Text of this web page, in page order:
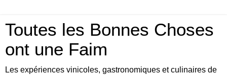
Toutes les Bonnes Choses
ont une Faim
Les expériences vinicoles, gastronomiques et culinaires de